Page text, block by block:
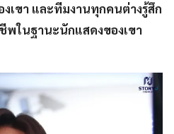
เขา และทีมงานทุกคนต่างรู้สึก
ในฐานะนักแสดงของเขา